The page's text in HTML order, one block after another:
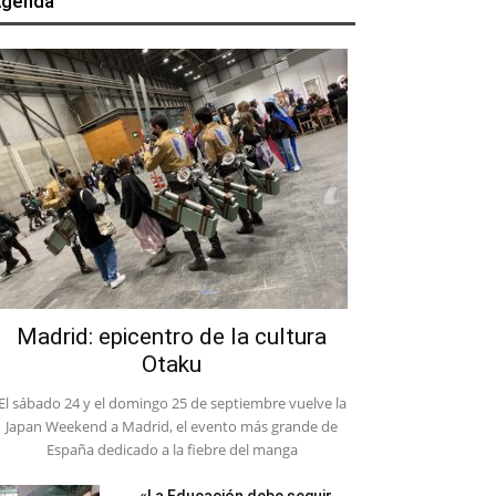
Madrid: epicentro de la cultura
Otaku
sábado 24 y el domingo 25 de septiembre vuelve la
Japan Weekend a Madrid, el evento más grande de
España dedicado a la fiebre del manga